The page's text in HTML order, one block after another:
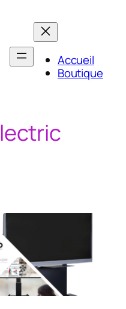
Accueil
Boutique